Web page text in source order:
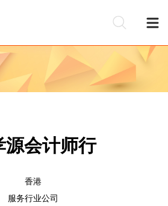
源会计师行
香港
服务行业公司